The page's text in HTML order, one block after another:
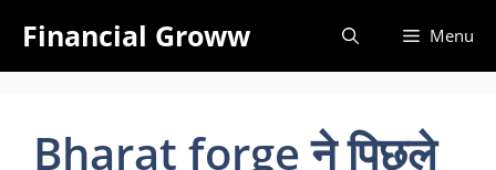
content
Financial Groww Menu
Bharat forge ने पिछले